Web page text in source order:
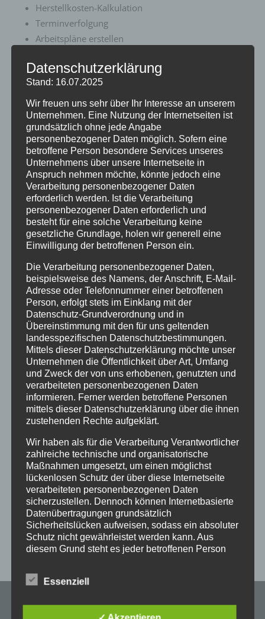
Herstellkosten-Kalkulation
Terminverfolgung
Arbeitspläne erstellen
Wir bieten Dir:
Langfristige und sichere Perspektive in
einemmittelständischen Unternehmen
Ein unbefristetes Arbeitsverhältnis bei
einemTarifgehalt
Attraktive Zusatzleistungen wie 30 Tage
Urlaub,Urlaubs- und Weihnachtsgeld,
betrieblicheAltersvorsorge,
Gesundheitsförderung z.B. Seh- und Hörtest
Ein sorgfältiges Onboarding
Vertrauen und Wertschätzung
Ein interessantes und vielfältiges
Aufgabenfeld
Gestaltungsspielraum undEigenverantwortung
Bedarfsorientierte Weiterbildungsmöglichkeit
Ein tolles, hochmotiviertes Team
Regelmäßige Infos über die
Unternehmensentwicklung
Gemeinsame Events wie Grillfest und
Weihnachtsfeiern
Eine gemütliche Chillout-Zone mit Kicker,Dart
und Küche
Kostenfreier Firmenparkplatz
Haben wir Dein Interesse geweckt?
Dann sende uns Deine Bewerbung an
personal@froemag.com.
Datenschutzerklärung
Stand: 16.07.2025
Wir freuen uns sehr über Ihr Interesse an unserem
Unternehmen. Eine Nutzung der Internetseiten ist
grundsätzlich ohne jede Angabe
personenbezogener Daten möglich. Sofern eine
betroffene Person besondere Services unseres
Unternehmens über unsere Internetseite in
Anspruch nehmen möchte, könnte jedoch eine
Verarbeitung personenbezogener Daten
erforderlich werden. Ist die Verarbeitung
personenbezogener Daten erforderlich und
besteht für eine solche Verarbeitung keine
gesetzliche Grundlage, holen wir generell eine
Einwilligung der betroffenen Person ein.
Die Verarbeitung personenbezogener Daten,
beispielsweise des Namens, der Anschrift, E-Mail-
Adresse oder Telefonnummer einer betroffenen
Person, erfolgt stets im Einklang mit der
Datenschutz-Grundverordnung und in
Übereinstimmung mit den für uns geltenden
landesspezifischen Datenschutzbestimmungen.
Mittels dieser Datenschutzerklärung möchte unser
Unternehmen die Öffentlichkeit über Art, Umfang
und Zweck der von uns erhobenen, genutzten und
verarbeiteten personenbezogenen Daten
informieren. Ferner werden betroffene Personen
mittels dieser Datenschutzerklärung über die ihnen
zustehenden Rechte aufgeklärt.
Wir haben als für die Verarbeitung Verantwortlicher
zahlreiche technische und organisatorische
Maßnahmen umgesetzt, um einen möglichst
lückenlosen Schutz der über diese Internetseite
verarbeiteten personenbezogenen Daten
sicherzustellen. Dennoch können Internetbasierte
Datenübertragungen grundsätzlich
Sicherheitslücken aufweisen, sodass ein absoluter
Schutz nicht gewährleistet werden kann. Aus
diesem Grund steht es jeder betroffenen Person
alternativen Wegen, beispielsweise telefonisch, an
uns zu übermitteln.
Essenziell